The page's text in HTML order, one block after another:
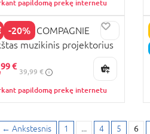
papildomą prekę internetu
-20%ET COMPAGNIE
muzikinis projektorius
19cm, DC4202
99 €
39,99 €
papildomą prekę internetu
← Ankstesnis 1 ... 4 5 6